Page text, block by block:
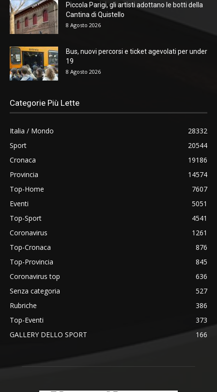
Piccola Parigi, gli artisti adottano le botti della
Cantina di Quistello
8 Agosto 2026
Bus, nuovi percorsi e ticket agevolati per under
19
8 Agosto 2026
Categorie Più Lette
Italia / Mondo
28332
Sport
20544
Cronaca
19186
Provincia
14574
Top-Home
7607
Eventi
5051
Top-Sport
4541
Coronavirus
1261
Top-Cronaca
876
Top-Provincia
845
Coronavirus top
636
Senza categoria
527
Rubriche
386
Top-Eventi
373
GALLERY DELLO SPORT
166